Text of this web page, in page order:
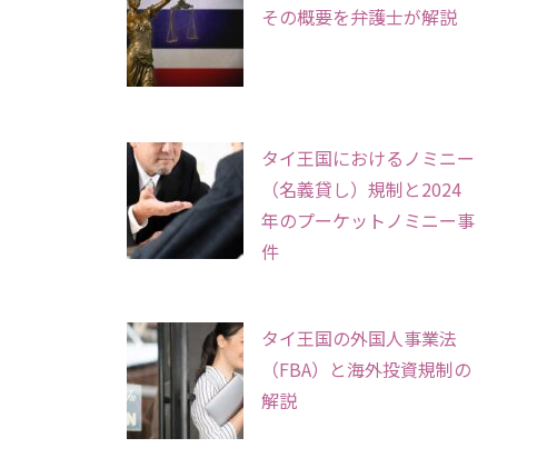
その概要を弁護士が解説
タイ王国におけるノミニー
（名義貸し）規制と2024
年のプーケットノミニー事
件
タイ王国の外国人事業法
（FBA）と海外投資規制の
解説